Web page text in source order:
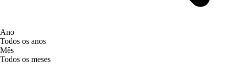
Ano
Todos os anos
Mês
Todos os meses